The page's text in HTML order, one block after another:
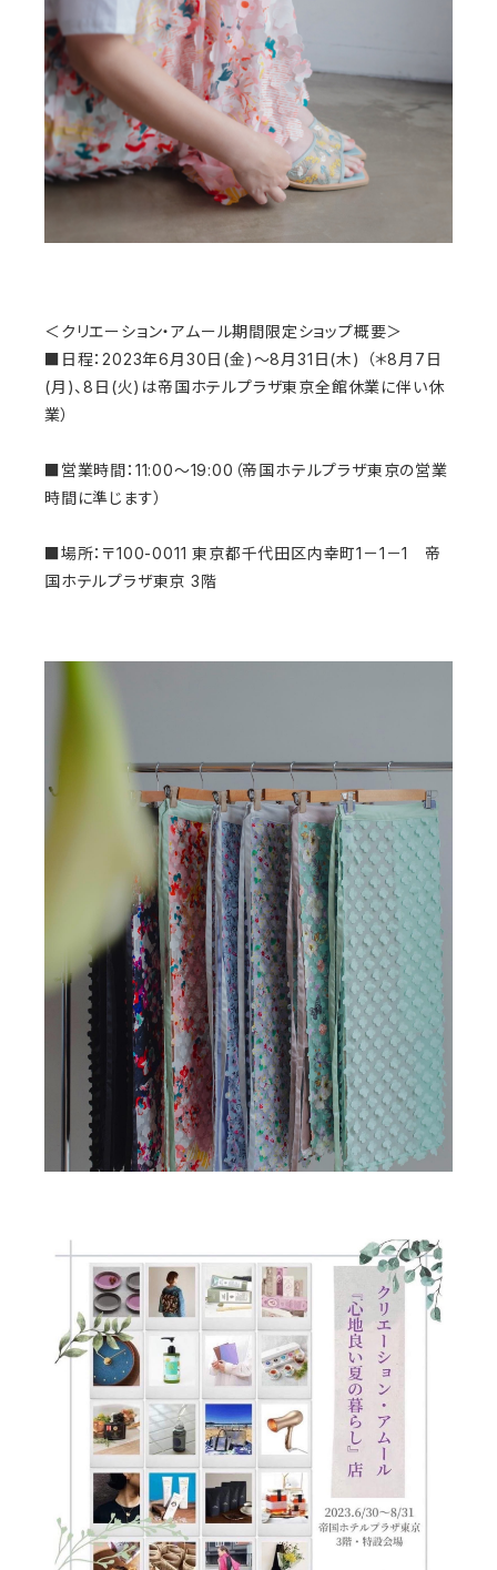
＜クリエーション・アムール期間限定ショップ概要＞
■日程：2023年6月30日(金)～8月31日(木) （＊8月7日
(月)、8日(火)は帝国ホテルプラザ東京全館休業に伴い休
業）
■営業時間：11:00～19:00（帝国ホテルプラザ東京の営業
時間に準じます）
■場所：〒100-0011 東京都千代田区内幸町1－1－1 帝
国ホテルプラザ東京 3階